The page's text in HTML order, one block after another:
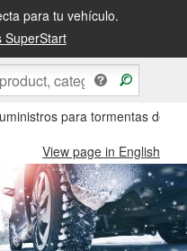
para tu vehículo.
SuperStart
para tormentas de
View page in English